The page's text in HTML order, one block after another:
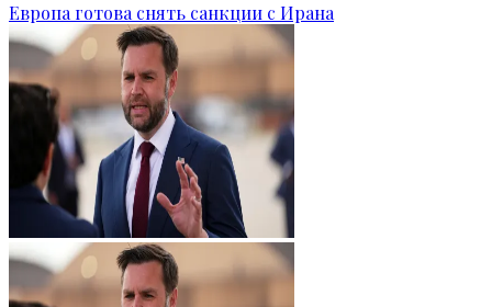
Европа готова снять санкции с Ирана